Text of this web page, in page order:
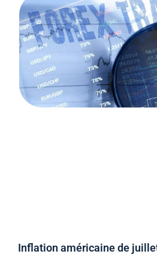
Inflation américaine de